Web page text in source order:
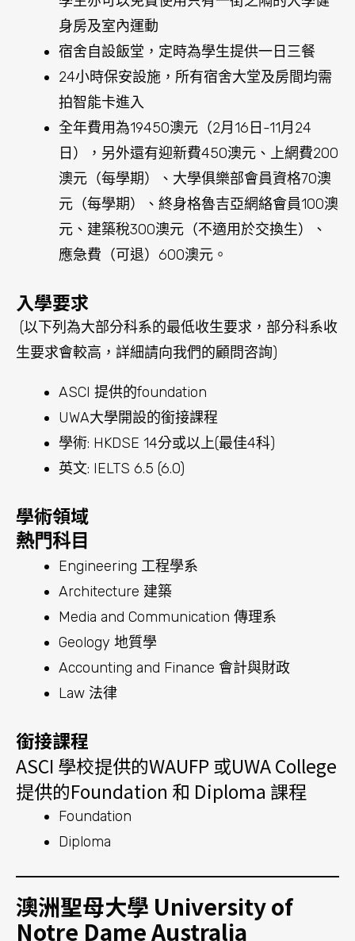
入學要求
(以下列為大部分科系的最低收生要求，部分科系收
生要求會較高，詳細請向我們的顧問咨詢)
ASCI 提供的foundation
UWA大學開設的銜接課程
學術: HKDSE 14分或以上(最佳4科)
英文: IELTS 6.5 (6.0)
學術領域
Engineering 工程學系
Architecture 建築
Media and Communication 傳理系
Geology 地質學
Accounting and Finance 會計與財政
Law 法律
ASCI 學校提供的WAUFP 或UWA College
提供的Foundation 和 Diploma 課程
Foundation
Diploma
澳洲聖母大學 University of
Notre Dame Australia
學校簡介